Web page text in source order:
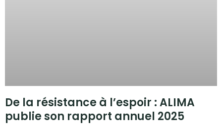
De la résistance à l’espoir : ALIMA
publie son rapport annuel 2025